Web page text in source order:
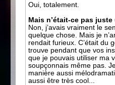
Oui, totalement.
Mais n’était-ce pas
Non, j’avais vraiment le
quelque chose. Mais je
rendait furieux. C’était du
trouve pendant que vos
que je pouvais utiliser ma
soupçonnais même pas.
manière aussi
aussi être très cool...